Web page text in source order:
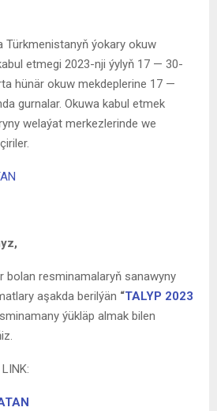
Türkmenistanyň ýokary okuw
etmegi 2023-nji ýylyň 17 — 30-
hünär okuw mekdeplerine 17 —
gurnalar. Okuwa kabul etmek
welaýat merkezlerinde we
bolan resminamalaryň sanawyny
aşakda berilýän “TALYP 2023
ýükläp almak bilen